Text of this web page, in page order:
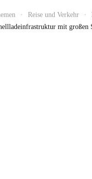
Reise und Verkehr
mit großen